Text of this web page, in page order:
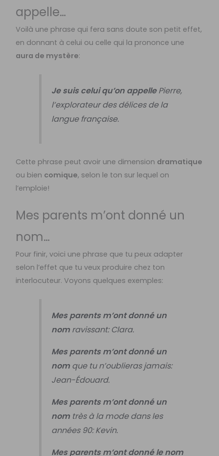
appelle…
Voilà une phrase qui fera sans doute son petit effet,
en donnant à celui ou celle qui la prononce une
aura de mystère:
Je suis celui qu’on appellePierre,
l’explorateur des délices de la
langue française.
Cette phrase peut avoir une dimension dramatique
ou bien comique, selon le ton sur lequel on
l’emploie!
Mes parents m’ont donné un
nom…
Pour finir, voici une phrase que tu peux adapter
selon l’effet que tu veux produire chez ton
interlocuteur. Voyons quelques exemples:
Mes parents m’ont donné un
nomravissant: Clara.
Mes parents m’ont donné un
nomque tu n’oublieras jamais:
Jean-Édouard.
Mes parents m’ont donné un
nomtrès à la mode dans les
années 90: Kevin.
Mes parents m’ont donné le nom